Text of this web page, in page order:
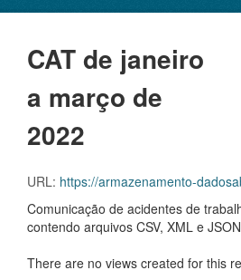
CAT de janeiro
a março de
2022
URL: https://armazenamento-dadosabertos.s3.sa-east-1.amazonaws.com/Plano+2016_2018_Grupos+de+dados/INSS+-
Comunicação de acidentes de
contendo arquivos CSV, XML e JSON
There are no views created for this